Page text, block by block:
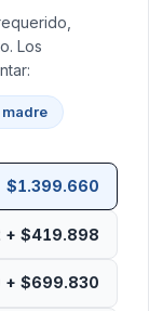
Los
madre
$1.399.660
+ $419.898
+ $699.830